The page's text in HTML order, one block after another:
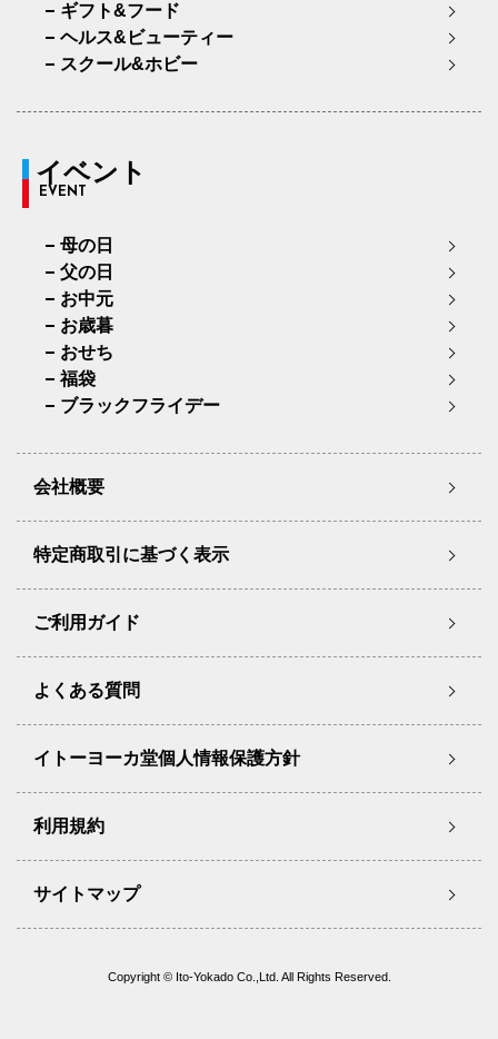
ギフト&フード
ヘルス&ビューティー
スクール&ホビー
イベント
EVENT
母の日
父の日
お中元
お歳暮
おせち
福袋
ブラックフライデー
会社概要
特定商取引に基づく表示
ご利用ガイド
よくある質問
イトーヨーカ堂個人情報保護方針
利用規約
サイトマップ
Copyright © Ito-Yokado Co.,Ltd. All Rights Reserved.